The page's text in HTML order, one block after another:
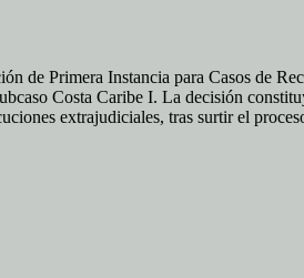
de Primera Instancia para Casos de
Costa Caribe I. La decisión
extrajudiciales, tras surtir el